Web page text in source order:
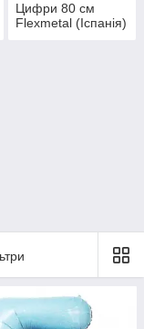
Цифри 80 см
Flexmetal (Іспанія)